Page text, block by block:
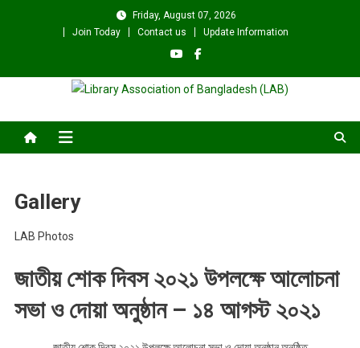
Friday, August 07, 2026
Join Today
Contact us Update Information
Library Association of
Bangladesh (LAB)
Gallery
LAB Photos
জাতীয় শোক দিবস ২০২১ উপলক্ষে আলোচনা
সভা ও দোয়া অনুষ্ঠান – ১৪ আগস্ট ২০২১